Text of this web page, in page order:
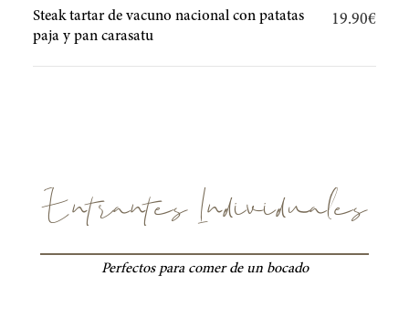
Steak tartar de vacuno nacional con patatas
paja y pan carasatu
19.90€
Entrantes Individuales
Perfectos para comer de un bocado